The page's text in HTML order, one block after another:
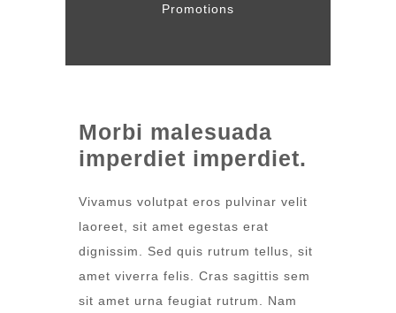
Promotions
Morbi malesuada
imperdiet imperdiet.
Vivamus volutpat eros pulvinar velit
laoreet, sit amet egestas erat
dignissim. Sed quis rutrum tellus, sit
amet viverra felis. Cras sagittis sem
sit amet urna feugiat rutrum. Nam